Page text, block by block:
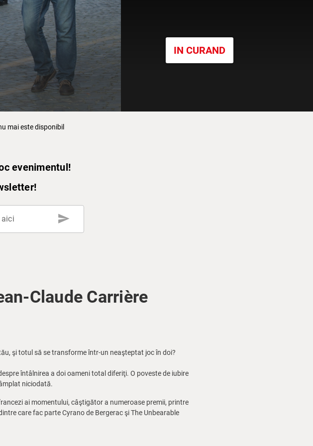
IN CURAND
mai este disponibil
evenimentul!
aici send
Claude Carrière
şi totul să se transforme într-un neaşteptat joc în doi?
întâlnirea a doi oameni total diferiţi. O poveste de iubire
niciodată.
ai momentului, câştigător a numeroase premii, printre
care fac parte Cyrano de Bergerac şi The Unbearable